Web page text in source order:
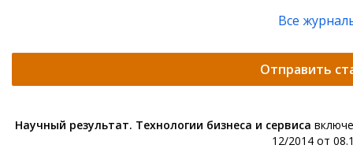
Все
Отправить
Научный результат. Технологии бизнеса и сервиса
12/2014 от